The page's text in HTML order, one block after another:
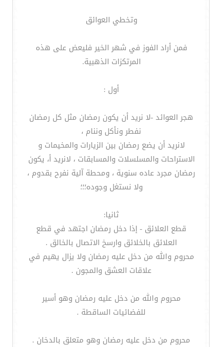
وتخطي العوائق
فمن أراد الفوز في شهر الخير فليعض على هذه
المرتكزات الذهبية.
أول :
هجر العوائد -لا نريد أن يكون رمضان مثل كل رمضان
نفطر ونأكل وننام ،
لانريد أن يضع رمضان بين الزيارات والمخيمات و
الاستراحات والمسلسلات والمسابقات ، لانريد أ، يكون
رمضان مجرد عاده سنوية ، ومحطة آلية نفرح بقدوم ،
ولا نستغل وجوده؛؛؛
ثانيا:
قطع العلائق - إذا دخل رمضان اجتهد في قطع
العلائق بالخلائق وارسخ الاتصال بالخالق .
محروم والله من دخل عليه رمضان ولا يزال يهيم في
علاقات العشق والمجون .
محروم والله من دخل عليه رمضان وهو أسير
للفضائيات الساقطة .
محروم من دخل عليه رمضان وهو متعلق بالدخان .